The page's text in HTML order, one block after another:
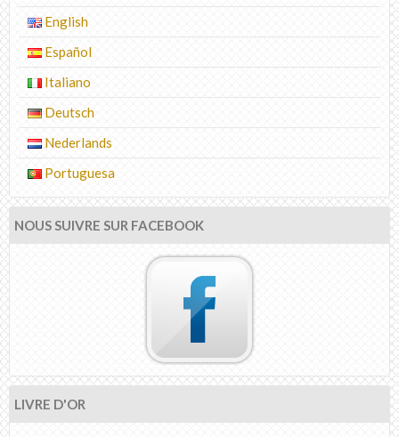
English
Español
Italiano
Deutsch
Nederlands
Portuguesa
NOUS SUIVRE SUR FACEBOOK
LIVRE D'OR